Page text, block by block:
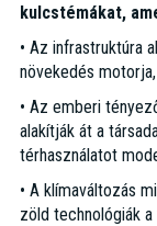
kulcstémákat,
• Az infrastruktúra
növekedés
• Az emberi
alakítják át a
térhasználatot
• A klímaváltozás
zöld technológiák